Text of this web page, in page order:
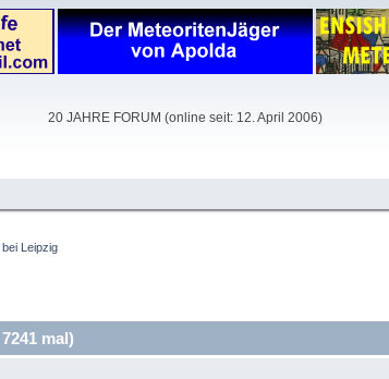
20 JAHRE FORUM (online seit: 12. April 2006)
Leipzig
mal)